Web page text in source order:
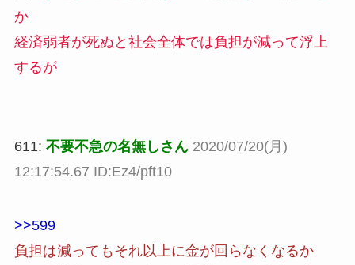
か
経済弱者が死ぬと社会全体では負担が減って浮上
するが
611: 不要不急の名無しさん 2020/07/20(月)
12:17:54.67 ID:Ez4/pft10
>>599
負担は減ってもそれ以上に金が回らなくなるか